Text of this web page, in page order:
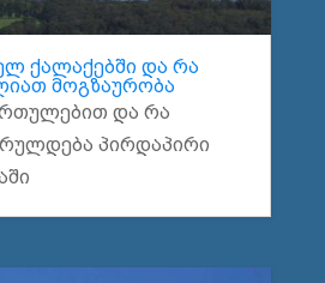
ქალაქებში და რა
მოგზაურობა
და რა
პირდაპირი